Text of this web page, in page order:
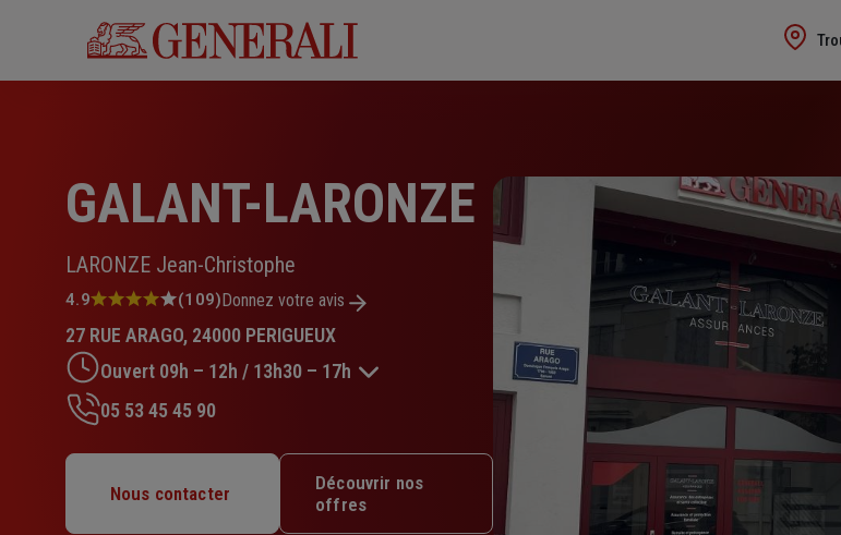
GALANT-LARONZE
LARONZE Jean-Christophe
Note
4.9
sur
5
étoiles
4.9 (109)Donnez votre avis
27 RUE ARAGO, 24000 PERIGUEUX
Ouvert 09h – 12h / 13h30 – 17h
Mardi : 09h – 12h / 13h30 – 17h30
Mercredi : 09h – 12h / 13h30 – 17h30
Jeudi : 09h – 12h / 13h30 – 17h30
05 53 45 45 90
Nous contacter
Découvrir nos
offres